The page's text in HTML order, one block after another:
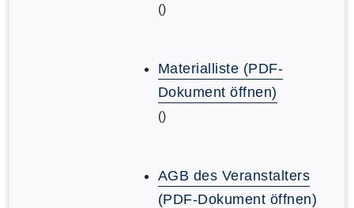
()
Materialliste (PDF-
Dokument öffnen)
()
AGB des Veranstalters
(PDF-Dokument öffnen)